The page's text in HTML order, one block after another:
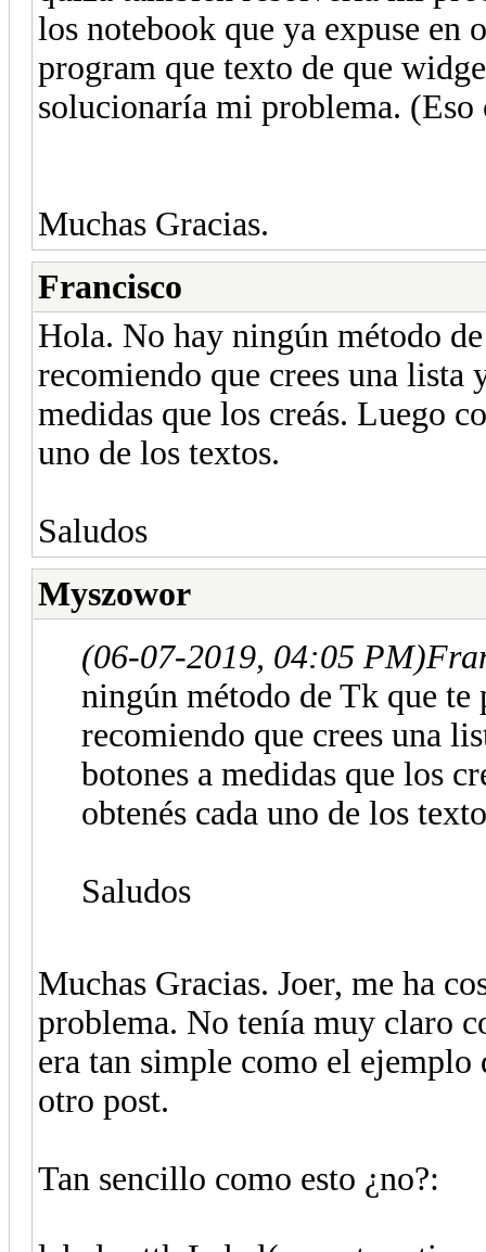
los notebook que ya expuse en
program que texto de que
solucionaría mi problema. (Eso
Muchas Gracias.
Francisco
Hola. No hay ningún método
recomiendo que crees una lista
medidas que los creás. Luego
uno de los textos.
Saludos
Myszowor
(06-07-2019, 04:05 PM)
ningún método de Tk que te
recomiendo que crees una
botones a medidas que los
obtenés cada uno de los
Saludos
Muchas Gracias. Joer, me ha
problema. No tenía muy claro
era tan simple como el ejemplo
otro post.
Tan sencillo como esto ¿no?: